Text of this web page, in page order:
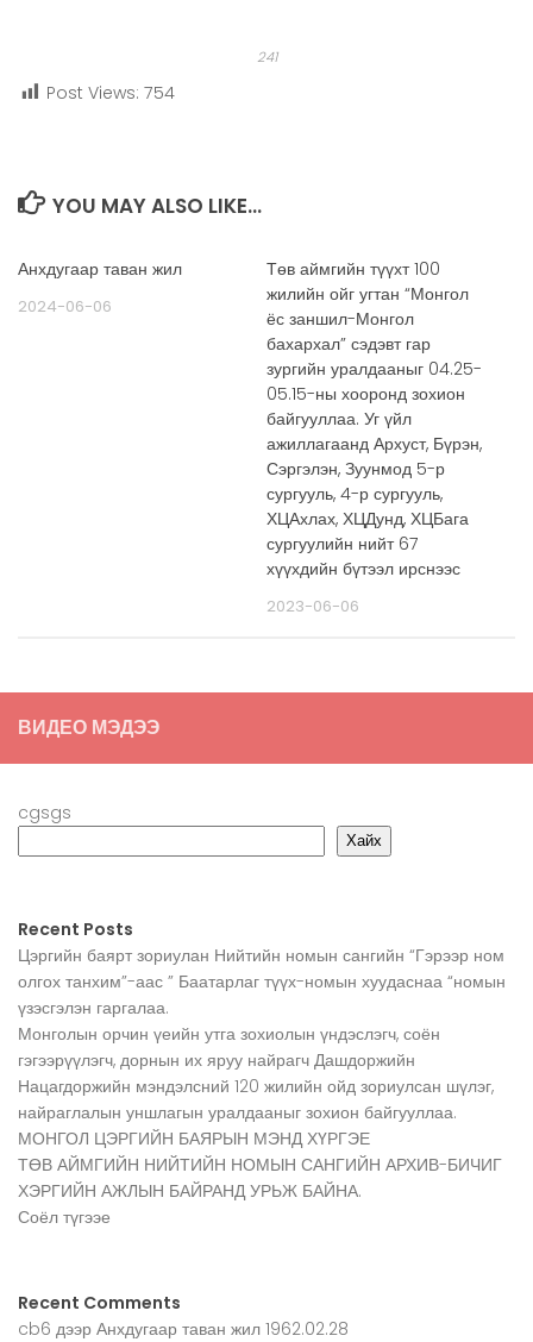
241
Post Views: 754
YOU MAY ALSO LIKE...
Анхдугаар таван жил
2024-06-06
Төв аймгийн түүхт 100
жилийн ойг угтан “Монгол
ёс заншил-Монгол
бахархал” сэдэвт гар
зургийн уралдааныг 04.25-
05.15-ны хооронд зохион
байгууллаа. Уг үйл
ажиллагаанд Архуст, Бүрэн,
Сэргэлэн, Зуунмод 5-р
сургууль, 4-р сургууль,
ХЦАхлах, ХЦДунд, ХЦБага
сургуулийн нийт 67
хүүхдийн бүтээл ирснээс
2023-06-06
ВИДЕО МЭДЭЭ
cgsgs
Хайх
Recent Posts
Цэргийн баярт зориулан Нийтийн номын сангийн “Гэрээр ном
олгох танхим”-аас ” Баатарлаг түүх-номын хуудаснаа “номын
үзэсгэлэн гаргалаа.
Монголын орчин үеийн утга зохиолын үндэслэгч, соён
гэгээрүүлэгч, дорнын их яруу найрагч Дашдоржийн
Нацагдоржийн мэндэлсний 120 жилийн ойд зориулсан шүлэг,
найраглалын уншлагын уралдааныг зохион байгууллаа.
МОНГОЛ ЦЭРГИЙН БАЯРЫН МЭНД ХҮРГЭЕ
ТӨВ АЙМГИЙН НИЙТИЙН НОМЫН САНГИЙН АРХИВ-БИЧИГ
ХЭРГИЙН АЖЛЫН БАЙРАНД УРЬЖ БАЙНА.
Соёл түгээе
Recent Comments
cb6 дээр Анхдугаар таван жил 1962.02.28